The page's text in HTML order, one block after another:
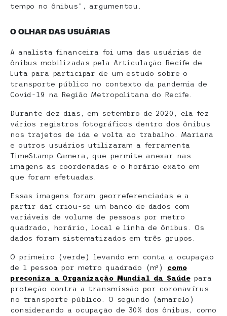
tempo no ônibus”, argumentou.
O OLHAR DAS USUÁRIAS
A analista financeira foi uma das usuárias de
ônibus mobilizadas pela Articulação Recife de
Luta para participar de um estudo sobre o
transporte público no contexto da pandemia de
Covid-19 na Região Metropolitana do Recife.
Durante dez dias, em setembro de 2020, ela fez
vários registros fotográficos dentro dos ônibus
nos trajetos de ida e volta ao trabalho. Mariana
e outros usuários utilizaram a ferramenta
TimeStamp Camera, que permite anexar nas
imagens as coordenadas e o horário exato em
que foram efetuadas.
Essas imagens foram georreferenciadas e a
partir daí criou-se um banco de dados com
variáveis de volume de pessoas por metro
quadrado, horário, local e linha de ônibus. Os
dados foram sistematizados em três grupos.
O primeiro (verde) levando em conta a ocupação
de 1 pessoa por metro quadrado (m²) como
preconiza a Organização Mundial da Saúdepara
proteção contra a transmissão por coronavírus
no transporte público. O segundo (amarelo)
considerando a ocupação de 30% dos ônibus, como